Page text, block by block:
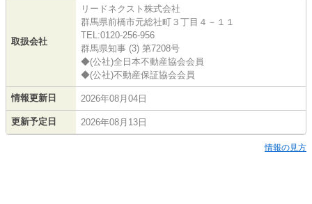
取扱会社
リードネクスト株式会社
群馬県前橋市元総社町３丁目４－１１
TEL:0120-256-956
群馬県知事 (3) 第7208号
◆(公社)全日本不動産協会会員
◆(公社)不動産保証協会会員
情報更新日 2026年08月04日
更新予定日 2026年08月13日
情報の見方